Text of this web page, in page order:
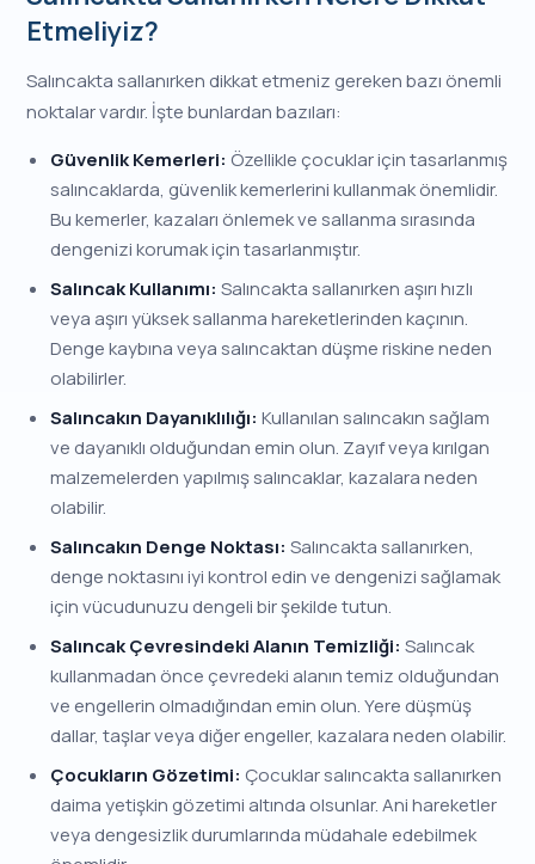
Etmeliyiz?
Salıncakta sallanırken dikkat etmeniz gereken bazı önemli
noktalar vardır. İşte bunlardan bazıları:
Güvenlik Kemerleri: Özellikle çocuklar için tasarlanmış
salıncaklarda, güvenlik kemerlerini kullanmak önemlidir.
Bu kemerler, kazaları önlemek ve sallanma sırasında
dengenizi korumak için tasarlanmıştır.
Salıncak Kullanımı: Salıncakta sallanırken aşırı hızlı
veya aşırı yüksek sallanma hareketlerinden kaçının.
Denge kaybına veya salıncaktan düşme riskine neden
olabilirler.
Salıncakın Dayanıklılığı: Kullanılan salıncakın sağlam
ve dayanıklı olduğundan emin olun. Zayıf veya kırılgan
malzemelerden yapılmış salıncaklar, kazalara neden
olabilir.
Salıncakın Denge Noktası: Salıncakta sallanırken,
denge noktasını iyi kontrol edin ve dengenizi sağlamak
için vücudunuzu dengeli bir şekilde tutun.
Salıncak Çevresindeki Alanın Temizliği: Salıncak
kullanmadan önce çevredeki alanın temiz olduğundan
ve engellerin olmadığından emin olun. Yere düşmüş
dallar, taşlar veya diğer engeller, kazalara neden olabilir.
Çocukların Gözetimi: Çocuklar salıncakta sallanırken
daima yetişkin gözetimi altında olsunlar. Ani hareketler
veya dengesizlik durumlarında müdahale edebilmek